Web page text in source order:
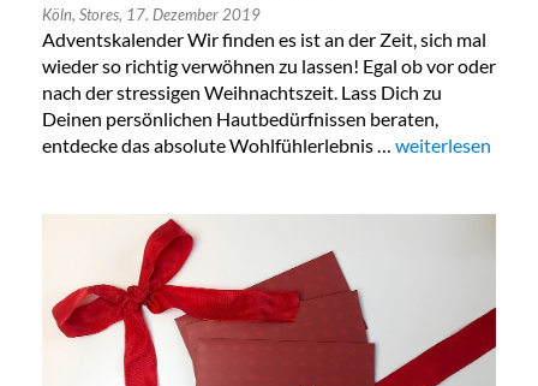
Köln, Stores, 17. Dezember 2019
Adventskalender Wir finden es ist an der Zeit, sich mal
wieder so richtig verwöhnen zu lassen! Egal ob vor oder
nach der stressigen Weihnachtszeit. Lass Dich zu
Deinen persönlichen Hautbedürfnissen beraten,
entdecke das absolute Wohlfühlerlebnis … „Türchen 17:
weiterlesen